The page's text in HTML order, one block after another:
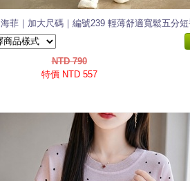
海菲｜加大尺碼｜編號239 輕薄舒適寬鬆五分短
NTD 790
特價 NTD 557